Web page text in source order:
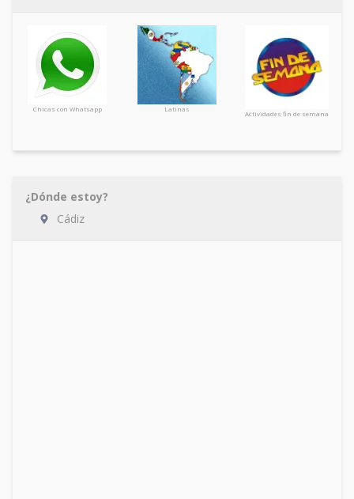
Chicas con Whatsapp Latinas
Actividades fin de semana
¿Dónde estoy?
Cádiz